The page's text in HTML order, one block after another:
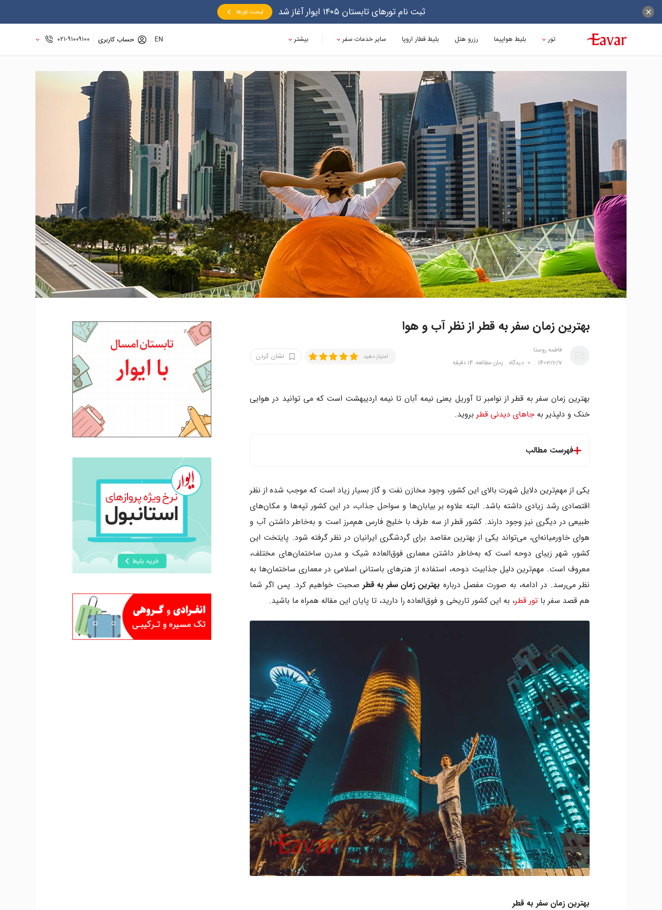
ثبت نام تورهای تابستان ۱۴۰۵ ایوار آغاز شد لیست تورها
تور بلیط هواپیما رزرو هتل بلیط قطار اروپا سایر خدمات سفر بیشتر EN حساب کاربری ۰۲۱-۹۱۰۰۹۱۰۰
بهترین زمان سفر به قطر از نظر آب و هوا
فاطمه روستا
1403/2/7
0 دیدگاه زمان مطالعه: 14 دقیقه
امتیاز دهید نشان کردن
بهترین زمان سفر به قطر از نوامبر تا آوریل یعنی نیمه آبان تا نیمه اردیبهشت است که می توانید در هوایی
خنک و دلپذیر به جاهای دیدنی قطربروید.
فهرست مطالب
آب و هوای قطر در ماه های مختلف
۲. بهمن تا اسفند، هوای فوق العاده و سواحل زیبا
۳. اسفند تا فروردین، مناسب برای بازدید از دیدنی های قطر
۴. قطر در ماه فروردین تا اردیبهشت
۵.خوشمزه ترین غذاهای قطر در ماه اردیبهشت تا خرداد
۶. موزه های جذاب و قدیمی قطر در ماه خرداد تا تیر
۹. جذاب ترین مکان های دیدنی قطر از شهریور تا مهر
۱۰. مهر تا آبان بهترین زمان های سفر به قطر
۱۲. آذر تا دی، لذت بخش ترین زمان برای سفر به قطر
نکات مهم برای سفر به قطر
یکی از مهم‌ترین دلایل شهرت بالای این کشور، وجود مخازن نفت و گاز بسیار زیاد است که موجب شده از نظر
اقتصادی رشد زیادی داشته باشد. البته علاوه بر بیابان‌ها و سواحل جذاب، در این کشور تپه‌ها و مکان‌های
طبیعی در دیگری نیز وجود دارند. کشور قطر از سه طرف با خلیج فارس هم‌مرز است و به‌خاطر داشتن آب‌ و
هوای خاورمیانه‌ای، می‌تواند یکی از بهترین مقاصد برای گردشگری ایرانیان در نظر گرفته شود. پایتخت این
کشور، شهر زیبای دوحه است که به‌خاطر داشتن معماری فوق‌العاده شیک و مدرن ساختمان‌های مختلف،
معروف است. مهم‌ترین دلیل جذابیت دوحه، استفاده از هنرهای باستانی اسلامی در معماری ساختمان‌ها به
نظر می‌رسد. در ادامه، به صورت مفصل درباره بهترین زمان سفر به قطرصحبت خواهیم کرد. پس اگر شما
هم قصد سفر با تور قطر، به این کشور تاریخی و فوق‌العاده را دارید، تا پایان این مقاله همراه ما باشید.
بهترین زمان سفر به قطر